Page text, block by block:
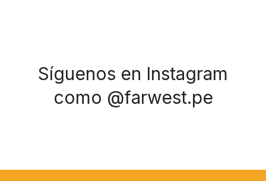
Síguenos en Instagram
como @farwest.pe